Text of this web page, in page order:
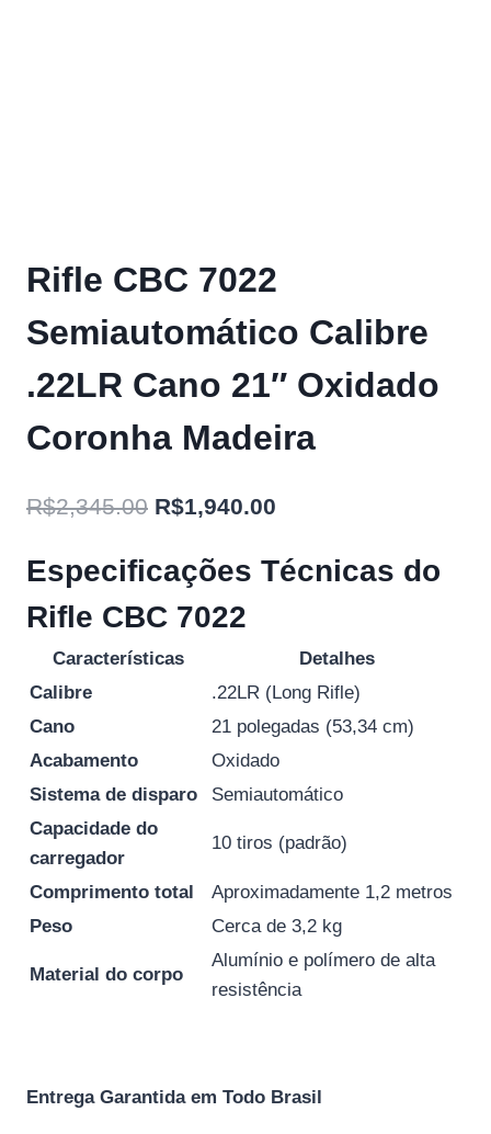
Rifle CBC 7022
Semiautomático Calibre
.22LR Cano 21″ Oxidado
Coronha Madeira
R$2,345.00 O
original
era:
R$2,345.00.
R$1,940.00
atual
R$1,940.00.
Especificações Técnicas do
Rifle CBC 7022
Características
Detalhes
Calibre
.22LR (Long Rifle)
Cano
21 polegadas (53,34 cm)
Acabamento
Oxidado
Sistema de disparo
Semiautomático
Capacidade do
carregador
10 tiros (padrão)
Comprimento total
Aproximadamente 1,2 metros
Peso
Cerca de 3,2 kg
Material do corpo
Alumínio e polímero de alta
resistência
Entrega Garantida em Todo Brasil